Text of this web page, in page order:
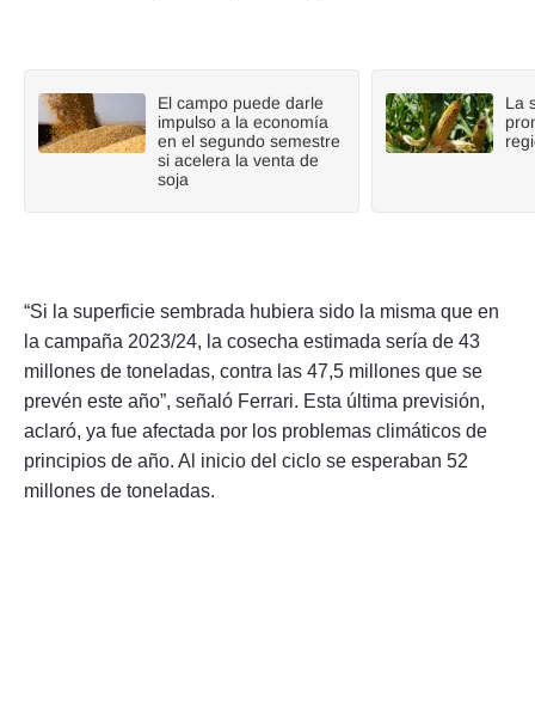
El campo puede darle
impulso a la economía
en el segundo semestre
si acelera la venta de
soja
La
“Si la superficie sembrada hubiera sido la misma que en
la campaña 2023/24, la cosecha estimada sería de 43
millones de toneladas, contra las 47,5 millones que se
prevén este año”, señaló Ferrari. Esta última previsión,
aclaró, ya fue afectada por los problemas climáticos de
principios de año. Al inicio del ciclo se esperaban 52
millones de toneladas.